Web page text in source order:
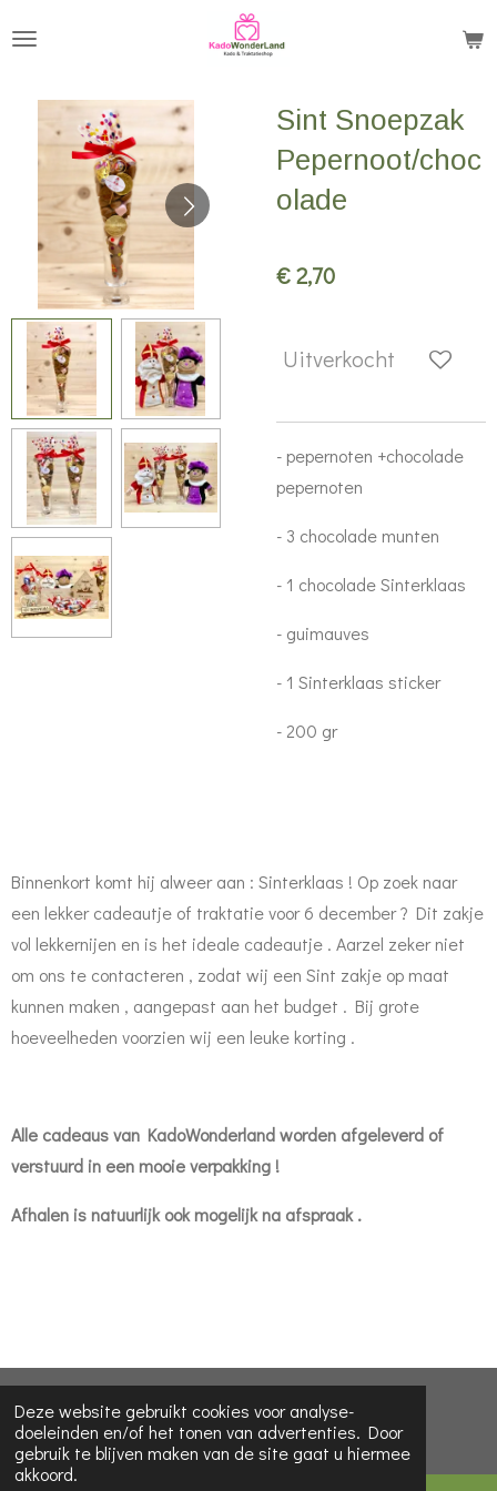
Deze website gebruikt cookies voor analyse-
doeleinden en/of het tonen van advertenties. Door
gebruik te blijven maken van de site gaat u hiermee
akkoord.
hoofdinhoud
Sint Snoepzak
Pepernoot/choc
olade
€ 2,70
Uitverkocht
- pepernoten +chocolade
pepernoten
- 3 chocolade munten
- 1 chocolade Sinterklaas
- guimauves
- 1 Sinterklaas sticker
- 200 gr
Binnenkort komt hij alweer aan : Sinterklaas ! Op zoek naar
een lekker cadeautje of traktatie voor 6 december ? Dit zakje
vol lekkernijen en is het ideale cadeautje . Aarzel zeker niet
om ons te contacteren , zodat wij een Sint zakje op maat
kunnen maken , aangepast aan het budget . Bij grote
hoeveelheden voorzien wij een leuke korting .
Alle cadeaus van KadoWonderland worden afgeleverd of
verstuurd in een mooie verpakking !
Afhalen is natuurlijk ook mogelijk na afspraak .
© 2022 - 2026 KadoWonderLand
Powered byJouwWeb